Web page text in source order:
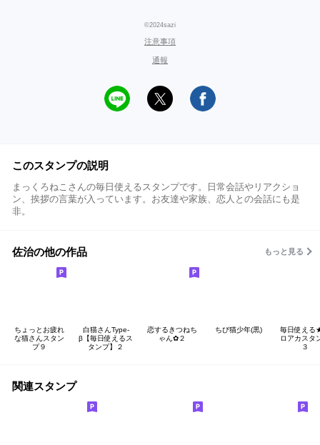
©2024sazi
注意事項
通報
このスタンプの説明
まっくろねこさんの毎日使えるスタンプです。日常会話やリアクショ
ン、挨拶の言葉が入っています。お友達や家族、恋人との会話にも是
非。
佐治の他の作品 もっと見る
ちょっとお疲れ
な猫さんスタン
プ９
白猫さんType-
β【毎日使えるス
タンプ】２
恋するきつねち
ゃん✿２
ちび猫少年(黒)
毎日使える
ロアカスタ
３
関連スタンプ